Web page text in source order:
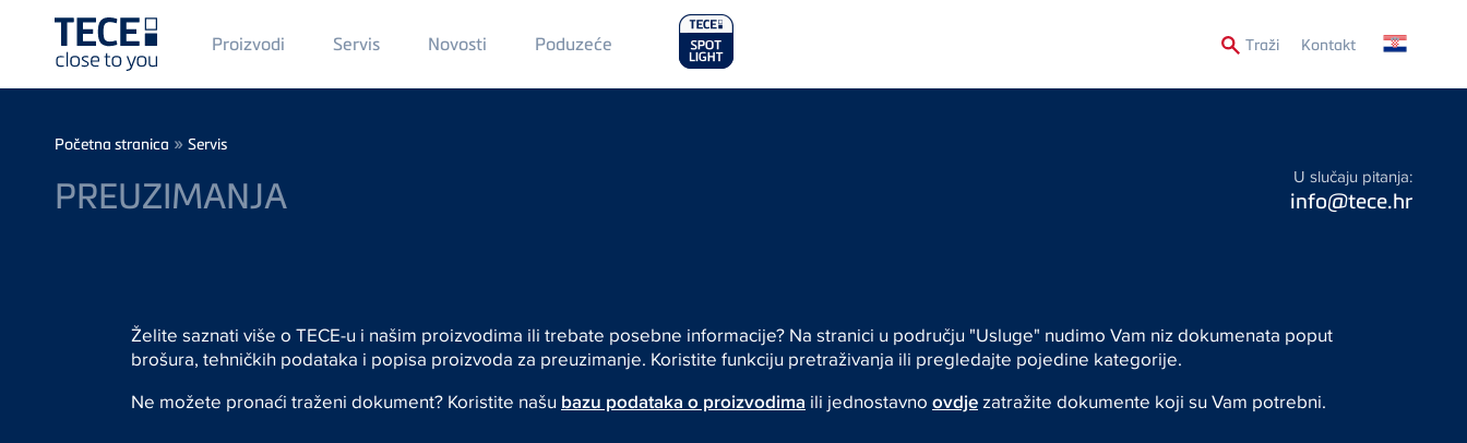
Main
Menü
1
Proizvodi Servis Novosti Main
Menu
2
Poduzeće TražiSecondary
Menu
Kontakt
Breadcrumb
Početna stranica » Servis
PREUZIMANJA U slučaju pitanja:
info@tece.hr
Želite saznati više o TECE-u i našim proizvodima ili trebate posebne informacije? Na stranici u području "Usluge" nudimo Vam niz dokumenata poput
brošura, tehničkih podataka i popisa proizvoda za preuzimanje. Koristite funkciju pretraživanja ili pregledajte pojedine kategorije.
Ne možete pronaći traženi dokument? Koristite našu bazu podataka o proizvodima ili jednostavno ovdjezatražite dokumente koji su Vam potrebni.